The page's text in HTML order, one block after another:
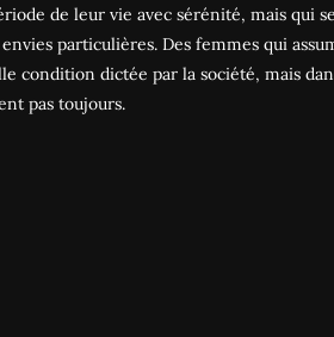
de leur vie avec sérénité, mais qui
particulières. Des femmes qui
condition dictée par la société, mais
pas toujours.